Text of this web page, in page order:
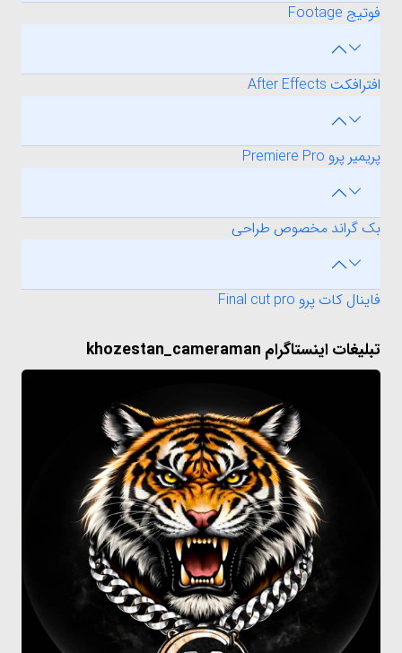
فوتیج Footage
افترافکت After Effects
پریمیر پرو Premiere Pro
بک گراند مخصوص طراحی
فاینال کات پرو Final cut pro
تبلیغات اینستاگرام khozestan_cameraman